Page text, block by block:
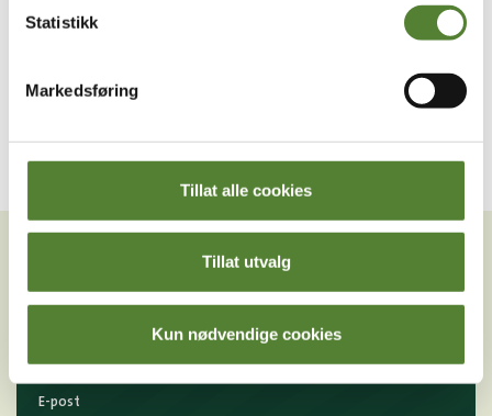
Statistikk
Markedsføring
Tillat alle cookies
Tillat utvalg
Kun nødvendige cookies
VIL DU HA NYHETSBREV FRA
Melder du deg på Dyreparkens nyhetsbrev får du
unike tilbud og nyheter. Uten nyhetsbrev går du glipp
E-post